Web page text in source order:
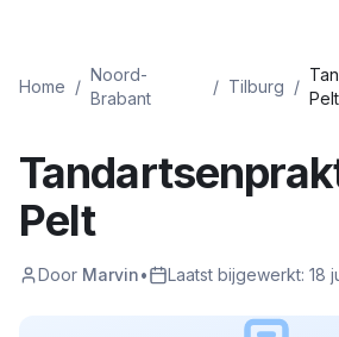
Home /
Noord-
Brabant
/ Tilburg /
Pelt
Pelt
Door Marvin• Laatst bijgewerkt: 18